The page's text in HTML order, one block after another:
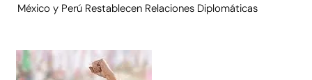
México y Perú Restablecen Relaciones Diplomáticas